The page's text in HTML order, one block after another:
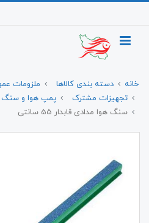
خانه دسته بندی کالاها
ملزومات
تجهیزات مشترک
پمپ هوا و سنگ
سنگ هوا مدادی قابدار 55 سانتی